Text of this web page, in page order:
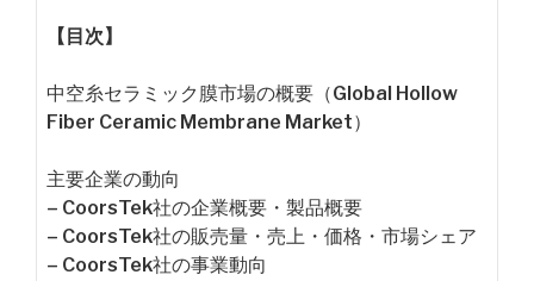
【目次】
中空糸セラミック膜市場の概要（Global Hollow
Fiber Ceramic Membrane Market）
主要企業の動向
– CoorsTek社の企業概要・製品概要
– CoorsTek社の販売量・売上・価格・市場シェア
– CoorsTek社の事業動向